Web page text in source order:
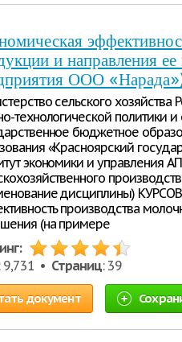
и направления
ООО
сельского
технологической политики
бюджетное
«Красноярский
экономики и управления
дисциплины)
производства
(на примере
9,731 • Страниц: 39
документ